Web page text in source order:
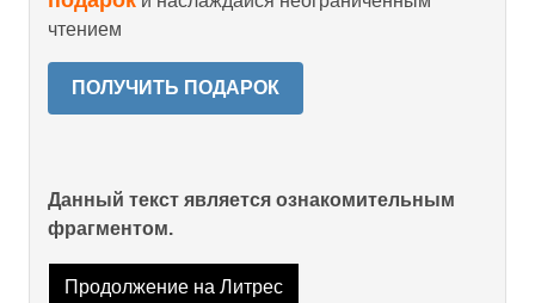
чтением
ПОЛУЧИТЬ ПОДАРОК
Данный текст является ознакомительным
фрагментом.
Продолжение на Литрес